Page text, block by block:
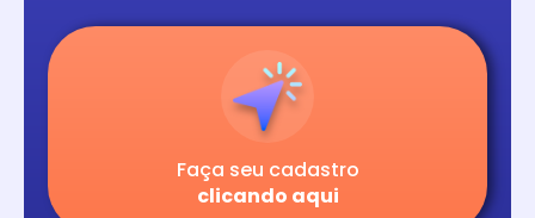
Faça seu cadastro
clicando aqui